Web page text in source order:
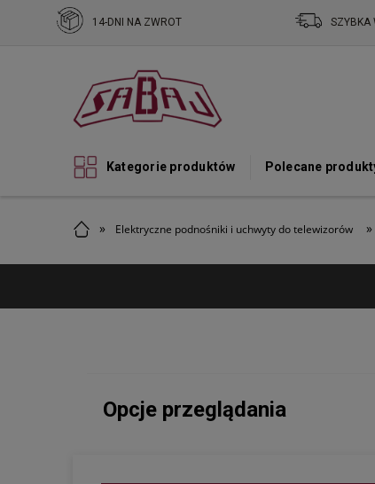
Kategorie produktów Polecane
» Elektryczne podnośniki i uchwyty do telewizorów »
14-DNI NA ZWROT SZYBKA
Opcje przeglądania